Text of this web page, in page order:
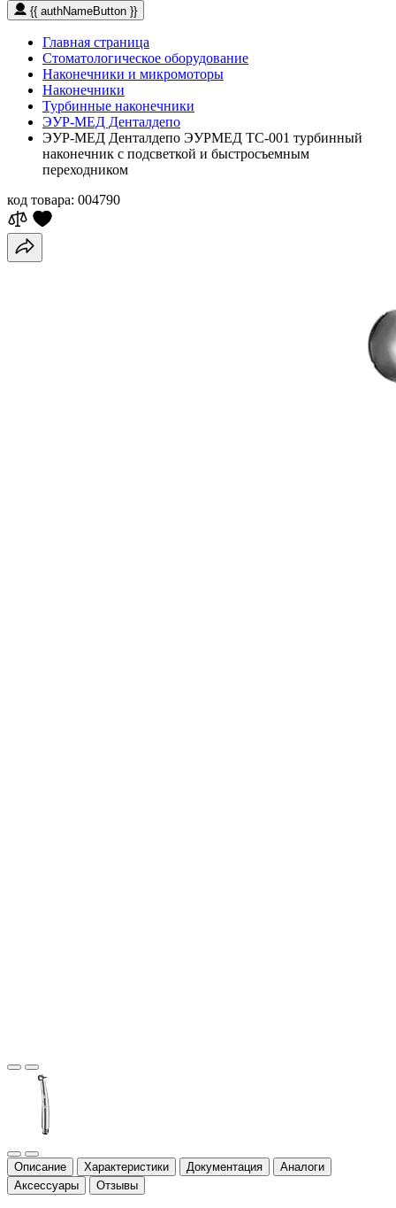
{{ authNameButton }}
Главная страница
Стоматологическое оборудование
Наконечники и микромоторы
Наконечники
Турбинные наконечники
ЭУР-МЕД Денталдепо
ЭУР-МЕД Денталдепо ЭУРМЕД ТС-001 турбинный
наконечник с подсветкой и быстросъемным
переходником
код товара: 004790
Описание Характеристики Документация
Аналоги
Аксессуары
Отзывы